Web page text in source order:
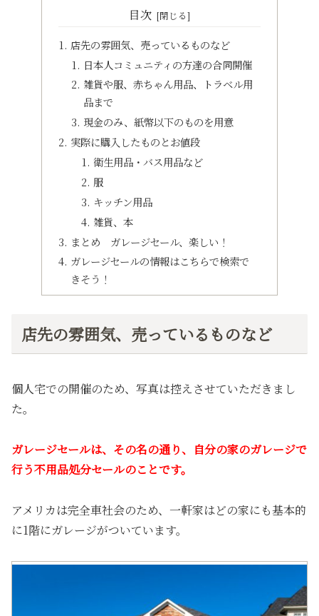
目次
店先の雰囲気、売っているものなど
日本人コミュニティの方達の合同開催
雑貨や服、赤ちゃん用品、トラベル用
品まで
現金のみ、紙幣以下のものを用意
実際に購入したものとお値段
衛生用品・バス用品など
服
キッチン用品
雑貨、本
まとめ ガレージセール、楽しい！
ガレージセールの情報はこちらで検索で
きそう！
店先の雰囲気、売っているものなど
個人宅での開催のため、写真は控えさせていただきまし
た。
ガレージセールは、その名の通り、自分の家のガレージで
行う不用品処分セールのことです。
アメリカは完全車社会のため、一軒家はどの家にも基本的
に1階にガレージがついています。